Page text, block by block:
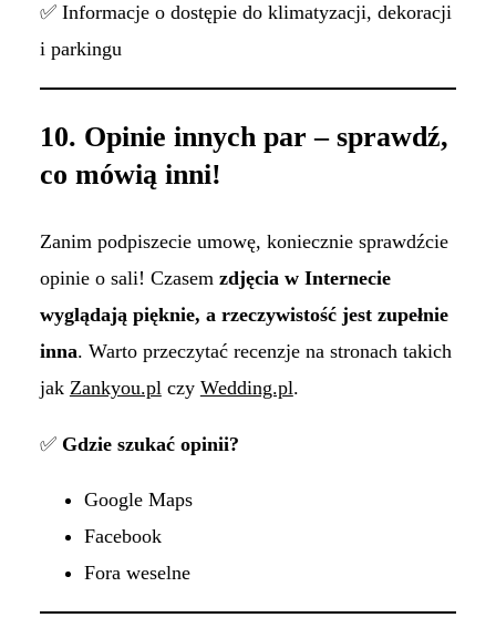
✅ Informacje o dostępie do klimatyzacji, dekoracji
i parkingu
10. Opinie innych par – sprawdź,
co mówią inni!
Zanim podpiszecie umowę, koniecznie sprawdźcie
opinie o sali! Czasem zdjęcia w Internecie
wyglądają pięknie, a rzeczywistość jest zupełnie
inna. Warto przeczytać recenzje na stronach takich
jak Zankyou.pl czy Wedding.pl.
✅ Gdzie szukać opinii?
Google Maps
Facebook
Fora weselne